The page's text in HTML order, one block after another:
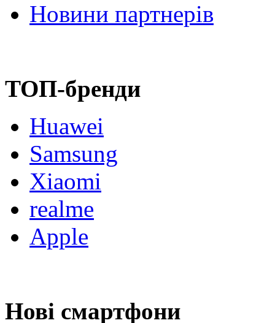
Новини партнерів
ТОП-бренди
Huawei
Samsung
Xiaomi
realme
Apple
Нові смартфони